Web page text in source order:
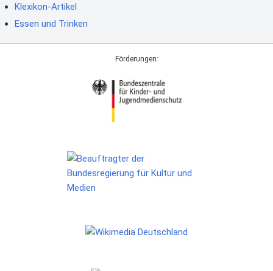
Klexikon-Artikel
Essen und Trinken
Förderungen: